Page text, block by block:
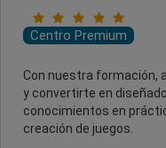
Centro Premium
Con nuestra formación,
y convertirte en
conocimientos en
creación de juegos.